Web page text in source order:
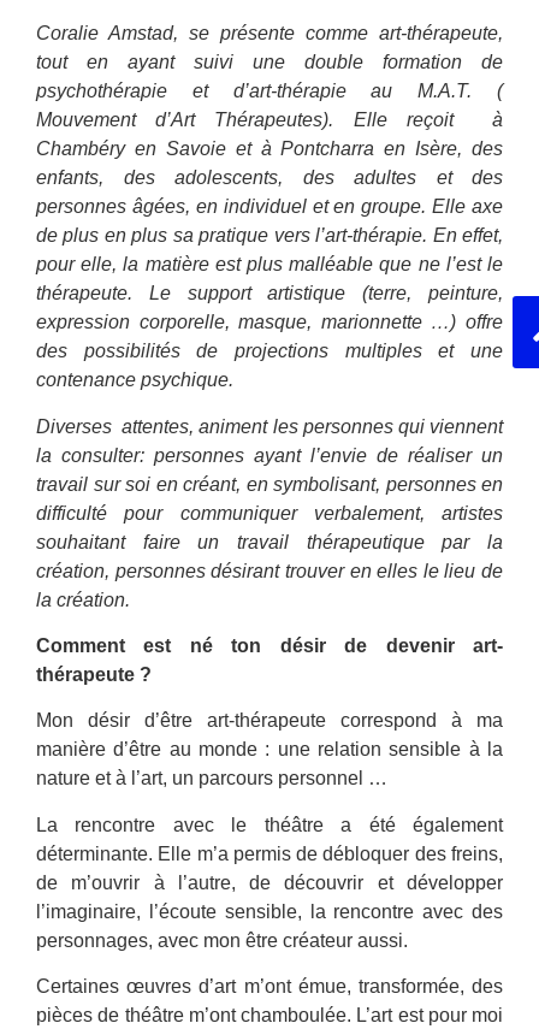
Coralie Amstad, se présente comme art-thérapeute,
tout en ayant suivi une double formation de
psychothérapie et d’art-thérapie au M.A.T. (
Mouvement d’Art Thérapeutes). Elle reçoit à
Chambéry en Savoie et à Pontcharra en Isère, des
enfants, des adolescents, des adultes et des
personnes âgées, en individuel et en groupe. Elle axe
de plus en plus sa pratique vers l’art-thérapie. En effet,
pour elle, la matière est plus malléable que ne l’est le
thérapeute. Le support artistique (terre, peinture,
expression corporelle, masque, marionnette …) offre
des possibilités de projections multiples et une
contenance psychique.
Diverses attentes, animent les personnes qui viennent
la consulter: personnes ayant l’envie de réaliser un
travail sur soi en créant, en symbolisant, personnes en
difficulté pour communiquer verbalement, artistes
souhaitant faire un travail thérapeutique par la
création, personnes désirant trouver en elles le lieu de
la création.
Comment est né ton désir de devenir art-
thérapeute ?
Mon désir d’être art-thérapeute correspond à ma
manière d’être au monde : une relation sensible à la
nature et à l’art, un parcours personnel …
La rencontre avec le théâtre a été également
déterminante. Elle m’a permis de débloquer des freins,
de m’ouvrir à l’autre, de découvrir et développer
l’imaginaire, l’écoute sensible, la rencontre avec des
personnages, avec mon être créateur aussi.
Certaines œuvres d’art m’ont émue, transformée, des
pièces de théâtre m’ont chamboulée. L’art est pour moi